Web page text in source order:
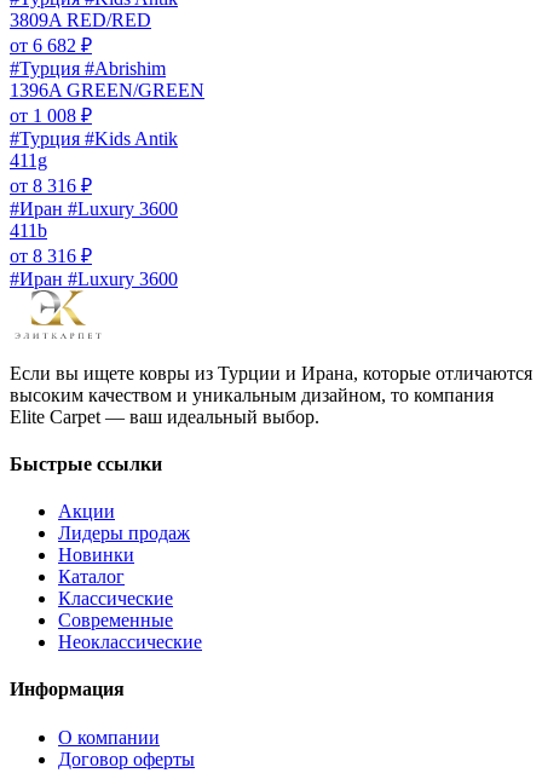
3809A RED/RED
от 6 682 ₽
#Турция #Abrishim
1396A GREEN/GREEN
от 1 008 ₽
#Турция #Kids Antik
411g
от 8 316 ₽
#Иран #Luxury 3600
411b
от 8 316 ₽
#Иран #Luxury 3600
Если вы ищете ковры из Турции и Ирана, которые отличаются
высоким качеством и уникальным дизайном, то компания
Elite Carpet — ваш идеальный выбор.
Быстрые ссылки
Акции
Лидеры продаж
Новинки
Каталог
Классические
Современные
Неоклассические
Информация
О компании
Договор оферты